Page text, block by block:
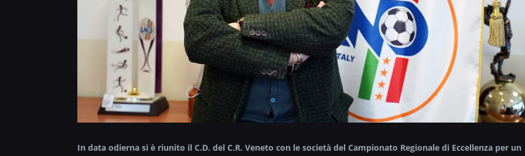
In data odierna si è riunito il C.D. del C.R. Veneto con le società del Campionato Regionale di Eccellenza per un